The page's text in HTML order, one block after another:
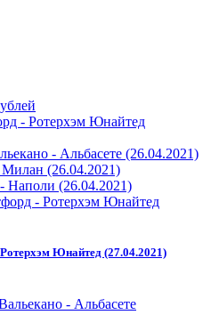
- Ротерхэм Юнайтед
- Альбасете (26.04.2021)
(26.04.2021)
Наполи (26.04.2021)
Юнайтед (27.04.2021)